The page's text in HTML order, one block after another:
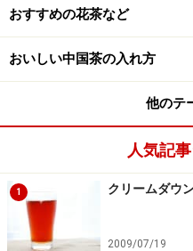
おすすめの花茶など
おいしい中国茶の入れ方
他のテ
人気記
1 クリームダウ
2009/07/19